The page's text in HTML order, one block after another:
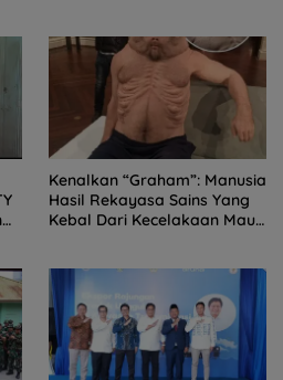
Kenalkan “Graham”: Manusia
Hasil Rekayasa Sains Yang
Kebal Dari Kecelakaan Maut